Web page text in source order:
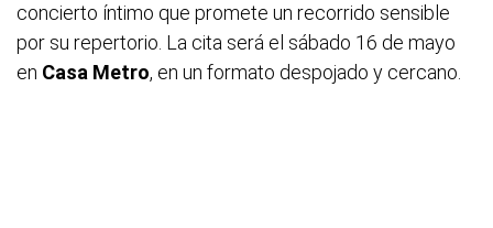
concierto íntimo que promete un recorrido sensible
por su repertorio. La cita será el sábado 16 de mayo
en Casa Metro, en un formato despojado y cercano.